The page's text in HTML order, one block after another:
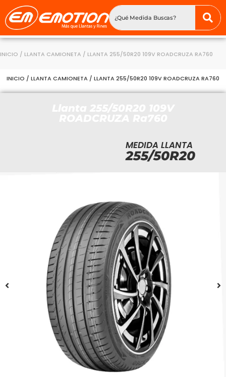
INICIO / LLANTA CAMIONETA / LLANTA 255/50R20 109V ROADCRUZA RA760
INICIO / LLANTA CAMIONETA / LLANTA 255/50R20 109V ROADCRUZA RA760
MEDIDA LLANTA
255/50R20